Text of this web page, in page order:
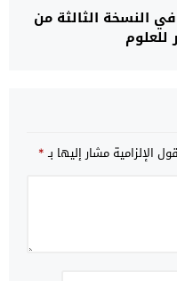
النسخة الثالثة من
للعلوم
الإلزامية مشار إليها بـ*